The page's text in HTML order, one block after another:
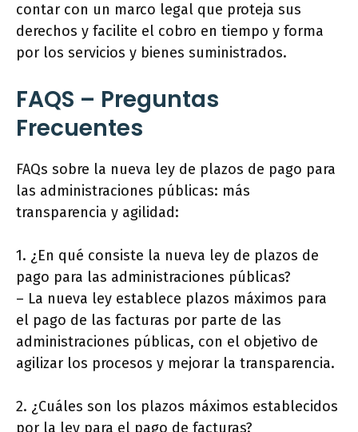
contar con un marco legal que proteja sus
derechos y facilite el cobro en tiempo y forma
por los servicios y bienes suministrados.
FAQS – Preguntas
Frecuentes
FAQs sobre la nueva ley de plazos de pago para
las administraciones públicas: más
transparencia y agilidad:
1. ¿En qué consiste la nueva ley de plazos de
pago para las administraciones públicas?
– La nueva ley establece plazos máximos para
el pago de las facturas por parte de las
administraciones públicas, con el objetivo de
agilizar los procesos y mejorar la transparencia.
2. ¿Cuáles son los plazos máximos establecidos
por la ley para el pago de facturas?